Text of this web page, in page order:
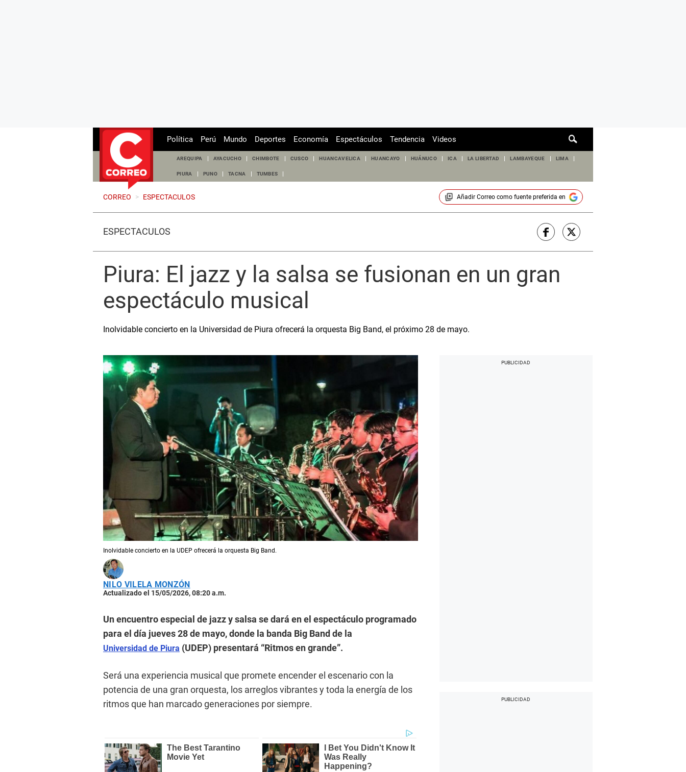
de
Política Perú Mundo Deportes Economía Espectáculos Tendencia Videos
AREQUIPA AYACUCHO CHIMBOTE CUSCO HUANCAVELICA HUANCAYO HUÁNUCO ICA LA LIBERTAD LAMBAYEQUE LIMA
PIURA PUNO TACNA TUMBES
CORREO > ESPECTACULOS Añadir Correocomo fuente preferida en
ESPECTÁCULOS
Piura: El jazz y la salsa se fusionan en un gran
espectáculo musical
Inolvidable concierto en la Universidad de Piura ofrecerá la orquesta Big Band, el próximo 28 de mayo.
Inolvidable concierto en la UDEP ofrecerá la orquesta Big Band.
NILO VILELA MONZÓN
Actualizado el 15/05/2026, 08:20 a.m.
Un encuentro especial de jazz y salsa se dará en el espectáculo programado
para el día jueves 28 de mayo, donde la banda Big Band de la
Universidad de Piura (UDEP) presentará “Ritmos en grande”.
Será una experiencia musical que promete encender el escenario con la
potencia de una gran orquesta, los arreglos vibrantes y toda la energía de los
ritmos que han marcado generaciones por siempre.